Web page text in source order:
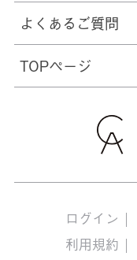
よくあるご質問
TOPページ
ログイン
利用規約